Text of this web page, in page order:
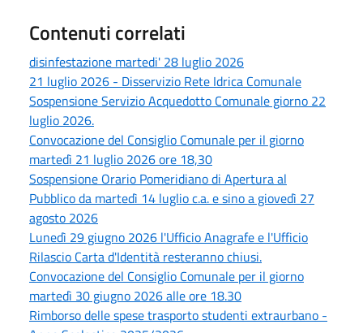
Contenuti correlati
disinfestazione martedi' 28 luglio 2026
21 luglio 2026 - Disservizio Rete Idrica Comunale
Sospensione Servizio Acquedotto Comunale giorno 22
luglio 2026.
Convocazione del Consiglio Comunale per il giorno
martedì 21 luglio 2026 ore 18,30
Sospensione Orario Pomeridiano di Apertura al
Pubblico da martedì 14 luglio c.a. e sino a giovedì 27
agosto 2026
Lunedì 29 giugno 2026 l'Ufficio Anagrafe e l'Ufficio
Rilascio Carta d'Identità resteranno chiusi.
Convocazione del Consiglio Comunale per il giorno
martedì 30 giugno 2026 alle ore 18.30
Rimborso delle spese trasporto studenti extraurbano -